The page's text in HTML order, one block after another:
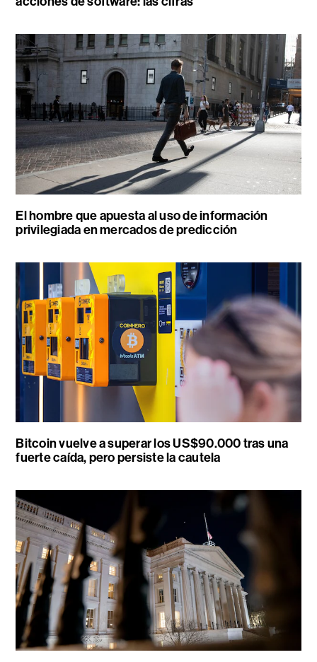
El hombre que apuesta al uso de información
privilegiada en mercados de predicción
Bitcoin vuelve a superar los US$90.000 tras una
fuerte caída, pero persiste la cautela